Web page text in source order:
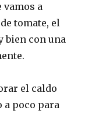
a
tomate, el
bien con una
el caldo
a poco para